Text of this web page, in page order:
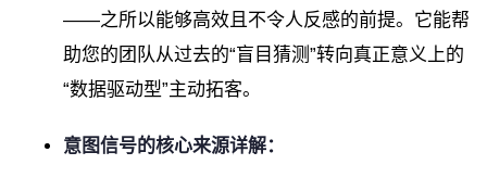
——之所以能够高效且不令人反感的前提。它能帮
助您的团队从过去的“盲目猜测”转向真正意义上的
“数据驱动型”主动拓客。
意图信号的核心来源详解：